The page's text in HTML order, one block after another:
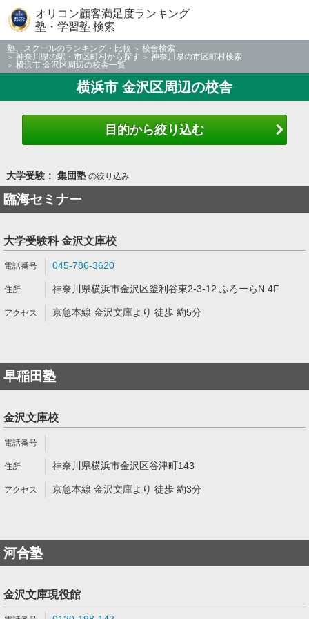
オリコン顧客満足度ランキング
塾・学習塾 検索
塾、スクールのランキング・比較
校舎検索
神奈川県の駅・市区町村から探す
神奈川県の市区町村検索
横浜市 金沢区周辺の校舎一覧
横浜市 金沢区周辺の校舎
目的から絞り込む
大学受験： 集団塾の絞り込み
臨海セミナー
大学受験科 金沢文庫校
045-786-3620
神奈川県横浜市金沢区釜利谷東2-3-12 ふろーらN 4F
京急本線 金沢文庫より 徒歩 約5分
早稲田塾
金沢文庫校
神奈川県横浜市金沢区谷津町143
京急本線 金沢文庫より 徒歩 約3分
河合塾
金沢文庫現役館